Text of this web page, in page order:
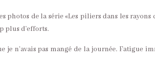
photos de la série «Les piliers dans les rayons
plus d’efforts.
n’avais pas mangé de la journée. Fatigue